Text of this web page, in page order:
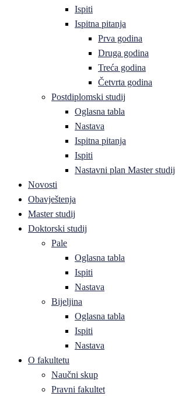
Ispiti
Ispitna pitanja
Prva godina
Druga godina
Treća godina
Četvrta godina
Postdiplomski studij
Oglasna tabla
Nastava
Ispitna pitanja
Ispiti
Nastavni plan Master studij
Novosti
Obavještenja
Master studij
Doktorski studij
Pale
Oglasna tabla
Ispiti
Nastava
Bijeljina
Oglasna tabla
Ispiti
Nastava
O fakultetu
Naučni skup
Pravni fakultet